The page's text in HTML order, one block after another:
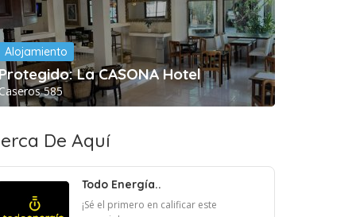
Alojamiento
La CASONA Hotel
585
De Aquí
Todo Energía..
¡Sé el primero en calificar este